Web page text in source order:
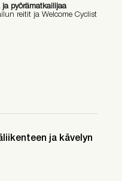
ja pyörämatkailijaa
reitit ja Welcome Cyclist
ja kävelyn